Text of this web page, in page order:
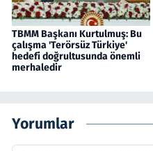
TBMM Başkanı Kurtulmuş: Bu
çalışma 'Terörsüz Türkiye'
hedefi doğrultusunda önemli
merhaledir
Yorumlar